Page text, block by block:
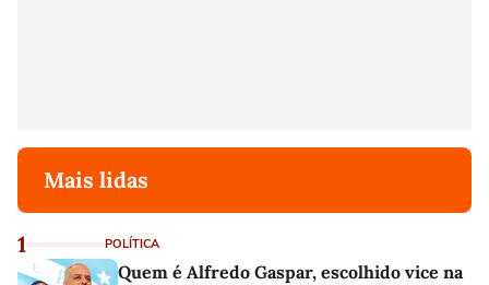
Mais lidas
1 POLÍTICA
Quem é Alfredo Gaspar, escolhido vice na